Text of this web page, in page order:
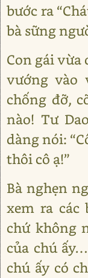
bước ra
bà sững
Con gái
vướng vào
chống đỡ,
nào! Tư
dàng nói:
thôi cô ạ!”
Bà nghẹn
xem ra các
chứ không
của chú
chú ấy có